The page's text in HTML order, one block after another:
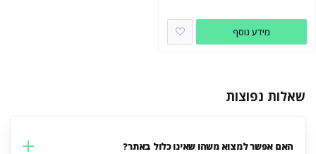
מידע נוסף
שאלות נפוצות
האם אפשר למצוא משהו שאינו כלול באתר?